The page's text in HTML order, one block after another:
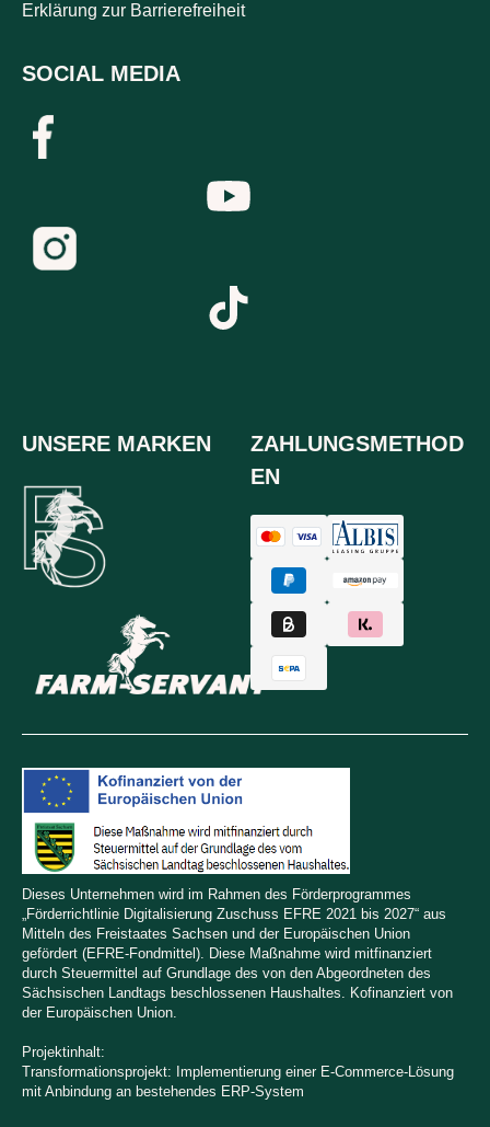
Erklärung zur Barrierefreiheit
SOCIAL MEDIA
UNSERE MARKEN
ZAHLUNGSMETHOD
EN
Dieses Unternehmen wird im Rahmen des Förderprogrammes
„Förderrichtlinie Digitalisierung Zuschuss EFRE 2021 bis 2027“ aus
Mitteln des Freistaates Sachsen und der Europäischen Union
gefördert (EFRE-Fondmittel). Diese Maßnahme wird mitfinanziert
durch Steuermittel auf Grundlage des von den Abgeordneten des
Sächsischen Landtags beschlossenen Haushaltes. Kofinanziert von
der Europäischen Union.
Projektinhalt:
Transformationsprojekt: Implementierung einer E-Commerce-Lösung
mit Anbindung an bestehendes ERP-System